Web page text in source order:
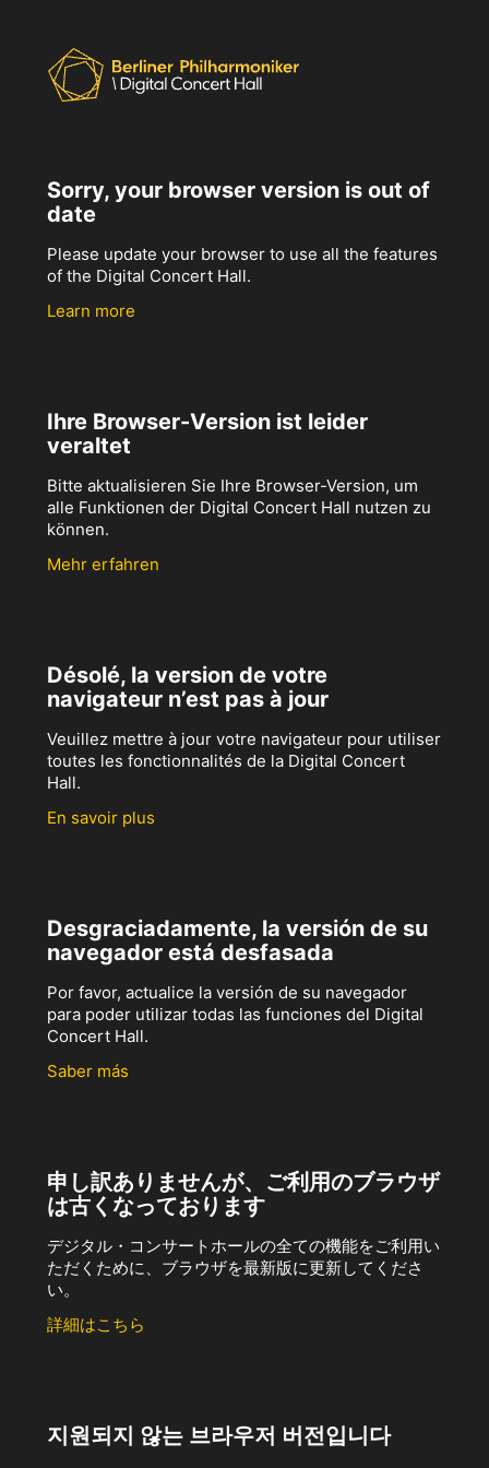
Sorry, your browser version is out of
date
Please update your browser to use all the features
of the Digital Concert Hall.
Learn more
Ihre Browser-Version ist leider
veraltet
Bitte aktualisieren Sie Ihre Browser-Version, um
alle Funktionen der Digital Concert Hall nutzen zu
können.
Mehr erfahren
Désolé, la version de votre
navigateur n’est pas à jour
Veuillez mettre à jour votre navigateur pour utiliser
toutes les fonctionnalités de la Digital Concert
Hall.
En savoir plus
Desgraciadamente, la versión de su
navegador está desfasada
Por favor, actualice la versión de su navegador
para poder utilizar todas las funciones del Digital
Concert Hall.
Saber más
申し訳ありませんが、ご利用のブラウザ
は古くなっております
デジタル・コンサートホールの全ての機能をご利用い
ただくために、ブラウザを最新版に更新してくださ
い。
詳細はこちら
지원되지 않는 브라우저 버전입니다